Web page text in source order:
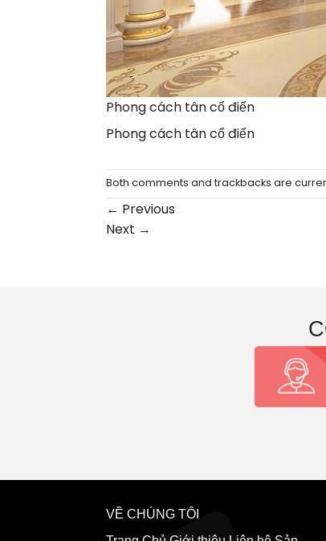
Phong cách tân cổ điển
Phong cách tân cổ điển
Both comments and trackbacks are
← Previous
Next →
VỀ CHÚNG TÔI